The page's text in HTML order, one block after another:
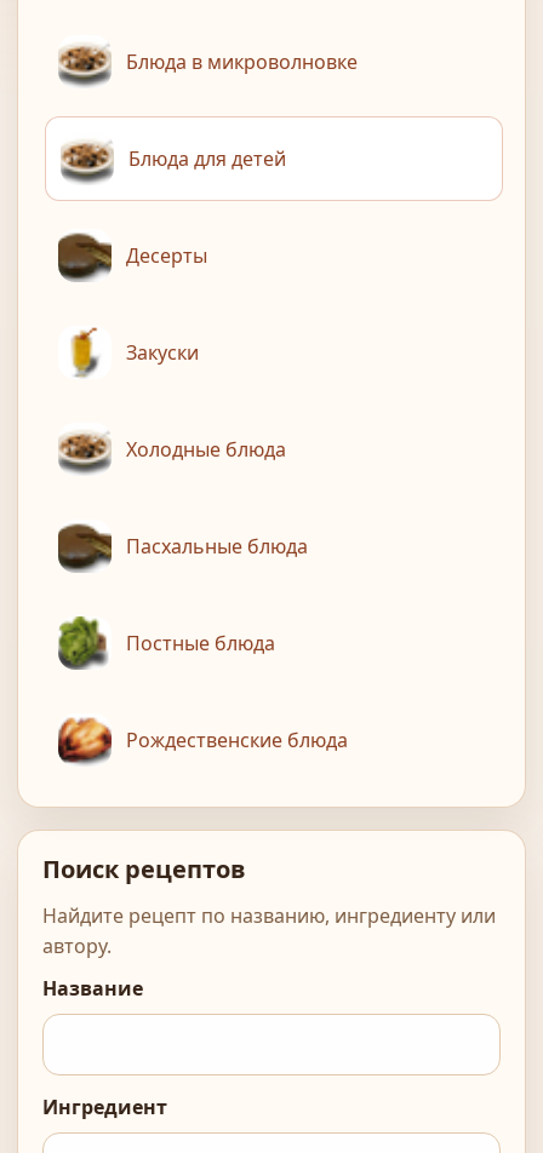
Блюда в микроволновке
Блюда для детей
Десерты
Закуски
Холодные блюда
Пасхальные блюда
Постные блюда
Рождественские блюда
Поиск рецептов
Найдите рецепт по названию, ингредиенту или
автору.
Название
Ингредиент